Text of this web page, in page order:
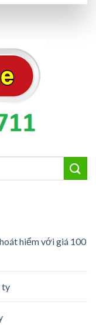
hiểm với giá 100
ty